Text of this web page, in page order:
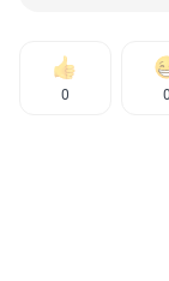
0 0